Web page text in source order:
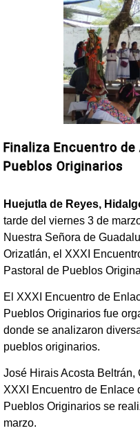
Finaliza Encuentro
Pueblos Originarios
Huejutla de Reyes,
tarde del viernes 3 de
Nuestra Señora de
Orizatlán, el XXXI
Pastoral de Pueblos
El XXXI Encuentro de
Pueblos Originarios fue
donde se analizaron
pueblos originarios.
José Hirais Acosta Beltrán,
XXXI Encuentro de Enlace
Pueblos Originarios se
marzo.